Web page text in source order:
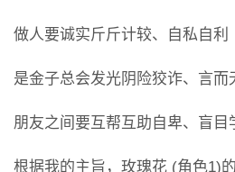
做人要诚实斤斤计较、自私自利
是金子总会发光阴险狡诈、言而
朋友之间要互帮互助自卑、盲目
根据我的主旨，玫瑰花 (角色1)